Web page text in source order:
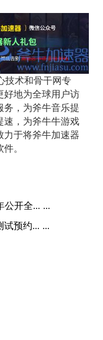
技术和骨干网专
好地为全球用户访
务，为斧牛音乐提
速，为斧牛牛游戏
力于将斧牛加速器
。
公开全... ...
试预约... ...